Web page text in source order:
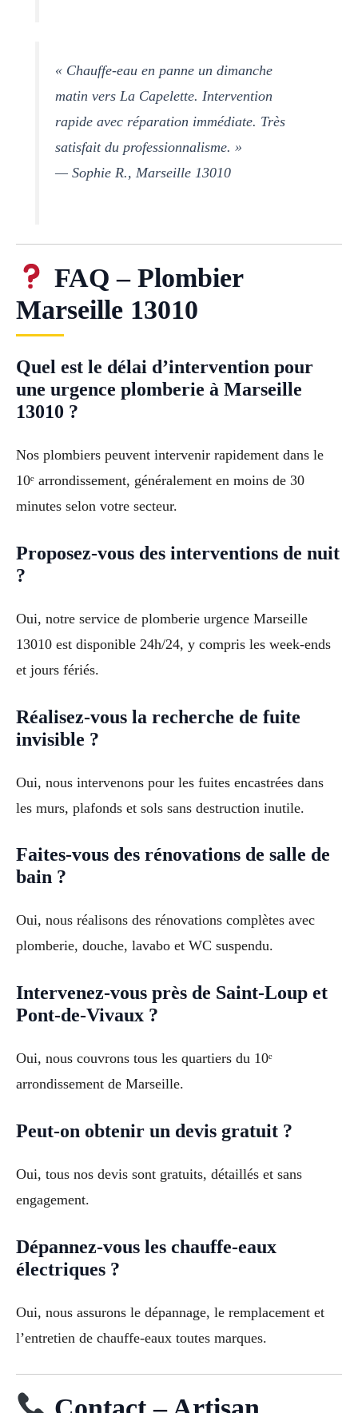
« Chauffe-eau en panne un dimanche
matin vers La Capelette. Intervention
rapide avec réparation immédiate. Très
satisfait du professionnalisme. »
— Sophie R., Marseille 13010
FAQ – Plombier
Marseille 13010
Quel est le délai d’intervention pour
une urgence plomberie à Marseille
13010 ?
Nos plombiers peuvent intervenir rapidement dans le
10ᵉ arrondissement, généralement en moins de 30
minutes selon votre secteur.
Proposez-vous des interventions de nuit
?
Oui, notre service de plomberie urgence Marseille
13010 est disponible 24h/24, y compris les week-ends
et jours fériés.
Réalisez-vous la recherche de fuite
invisible ?
Oui, nous intervenons pour les fuites encastrées dans
les murs, plafonds et sols sans destruction inutile.
Faites-vous des rénovations de salle de
bain ?
Oui, nous réalisons des rénovations complètes avec
plomberie, douche, lavabo et WC suspendu.
Intervenez-vous près de Saint-Loup et
Pont-de-Vivaux ?
Oui, nous couvrons tous les quartiers du 10ᵉ
arrondissement de Marseille.
Peut-on obtenir un devis gratuit ?
Oui, tous nos devis sont gratuits, détaillés et sans
engagement.
Dépannez-vous les chauffe-eaux
électriques ?
Oui, nous assurons le dépannage, le remplacement et
l’entretien de chauffe-eaux toutes marques.